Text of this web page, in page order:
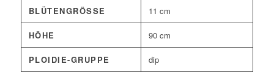
BLÜTENGRÖSSE 11 cm
HÖHE 90 cm
PLOIDIE-GRUPPE dip